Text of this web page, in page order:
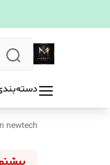
newtech